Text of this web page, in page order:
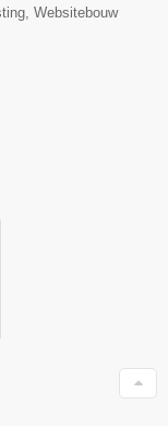
Websitebouw